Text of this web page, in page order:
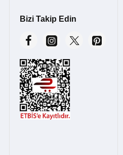
Bizi Takip Edin